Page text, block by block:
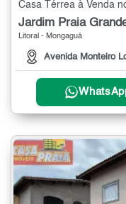
Jardim Praia
Litoral - Mongaguá
Avenida Monteiro